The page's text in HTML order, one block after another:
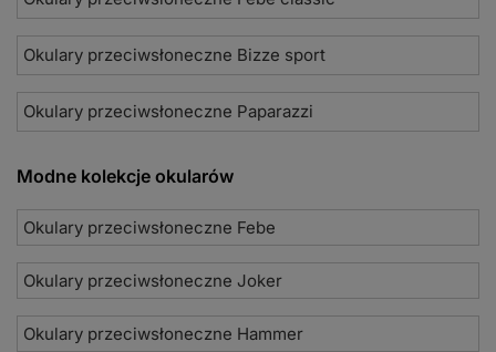
Okulary przeciwsłoneczne Bizze sport
Okulary przeciwsłoneczne Paparazzi
Modne kolekcje okularów
Okulary przeciwsłoneczne Febe
Okulary przeciwsłoneczne Joker
Okulary przeciwsłoneczne Hammer